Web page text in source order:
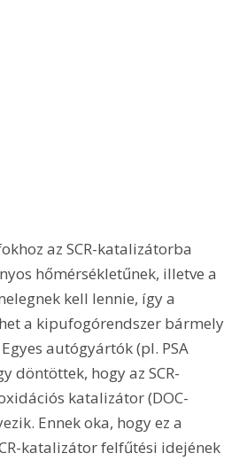
az SCR-katalizátorba
hőmérsékletűnek, illetve a
kell lennie, így a
a kipufogórendszer bármely
autógyártók (pl. PSA
döntöttek, hogy az SCR-
katalizátor (DOC-
Ennek oka, hogy ez a
katalizátor felfűtési idejének